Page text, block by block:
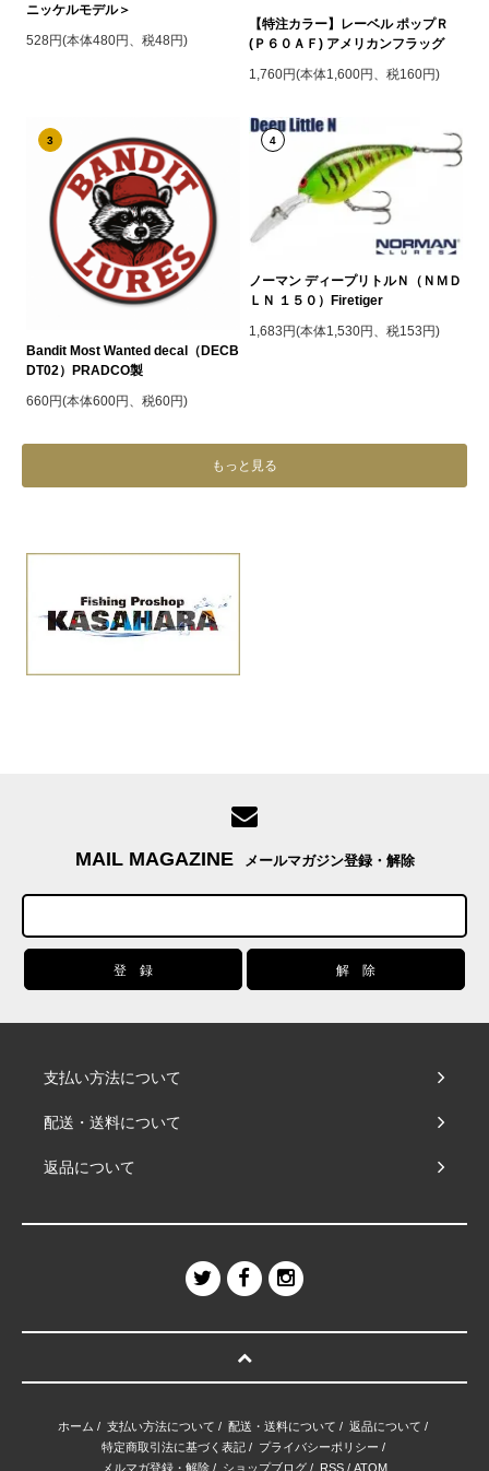
ニッケルモデル＞
528円(本体480円、税48円)
【特注カラー】レーベル ポップＲ
(Ｐ６０ＡＦ) アメリカンフラッグ
1,760円(本体1,600円、税160円)
3
Bandit Most Wanted decal（DECB
DT02）PRADCO製
660円(本体600円、税60円)
4
ノーマン ディープリトルＮ（ＮＭＤ
ＬＮ １５０）Firetiger
1,683円(本体1,530円、税153円)
もっと見る
MAIL MAGAZINE メールマガジン登録・解除
支払い方法について
配送・送料について
返品について
ホーム / 支払い方法について / 配送・送料について / 返品について /
特定商取引法に基づく表記/ プライバシーポリシー /
メルマガ登録・解除 / ショップブログ / RSS / ATOM